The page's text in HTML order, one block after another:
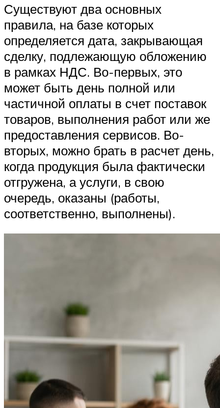
Существуют два основных
правила, на базе которых
определяется дата, закрывающая
сделку, подлежающую обложению
в рамках НДС. Во-первых, это
может быть день полной или
частичной оплаты в счет поставок
товаров, выполнения работ или же
предоставления сервисов. Во-
вторых, можно брать в расчет день,
когда продукция была фактически
отгружена, а услуги, в свою
очередь, оказаны (работы,
соответственно, выполнены).